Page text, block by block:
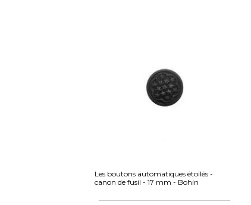
Les boutons automatiques étoilés -
canon de fusil - 17 mm - Bohin